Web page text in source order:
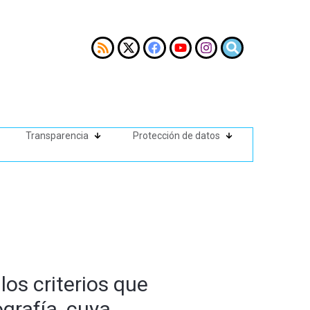
Transparencia Protección de datos
criterios que